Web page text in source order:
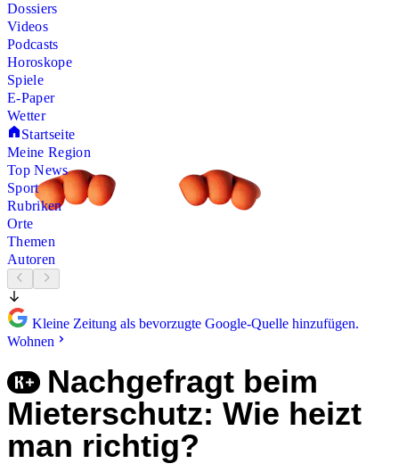
Dossiers
Videos
Podcasts
Horoskope
Spiele
E-Paper
Wetter
Startseite
Meine Region
Top News
Sport
Rubriken
Orte
Themen
Autoren
Kleine Zeitung als bevorzugte Google-Quelle hinzufügen.
Wohnen
Nachgefragt beim
Mieterschutz: Wie heizt
man richtig?